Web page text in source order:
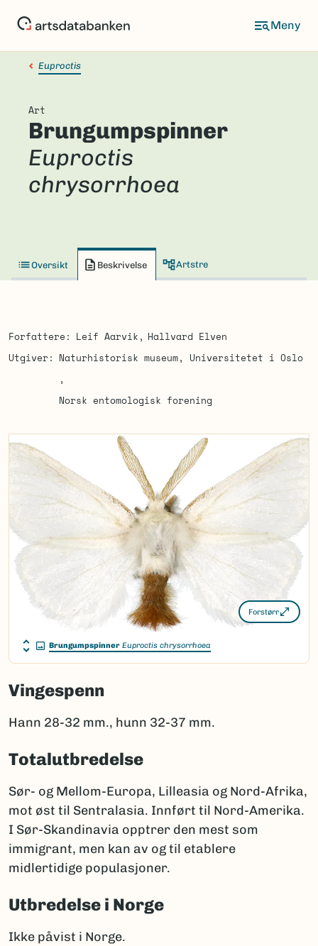
Euproctis
Art
Brungumpspinner
Euproctis
chrysorrhoea
Oversikt Beskrivelse Artstre
Forfattere Leif Aarvik
Hallvard Elven
Utgiver
Naturhistorisk museum, Universitetet i Oslo
Norsk entomologisk forening
Forstørr
Brungumpspinner Euproctis chrysorrhoea
Vingespenn
Hann 28-32 mm., hunn 32-37 mm.
Totalutbredelse
Sør- og Mellom-Europa, Lilleasia og Nord-Afrika,
mot øst til Sentralasia. Innført til Nord-Amerika.
I Sør-Skandinavia opptrer den mest som
immigrant, men kan av og til etablere
midlertidige populasjoner.
Utbredelse i Norge
Ikke påvist i Norge.